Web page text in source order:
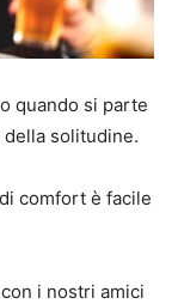
quando si parte
della solitudine.
comfort è facile
i nostri amici